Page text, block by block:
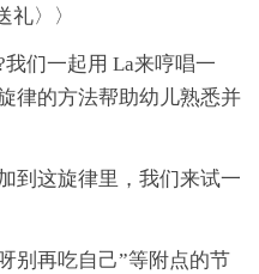
礼〉〉
们一起用 La来哼唱一
律的方法帮助幼儿熟悉并
到这旋律里，我们来试一
别再吃自己”等附点的节